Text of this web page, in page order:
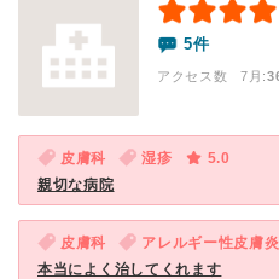
5件
アクセス数 7月:
皮膚科 湿疹
5.0
親切な病院
皮膚科 アレルギー性皮膚炎
本当によく治してくれます